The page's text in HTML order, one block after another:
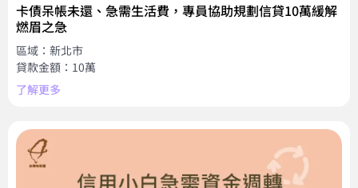
卡債呆帳未還、急需生活費，專員協助規劃信貸10萬緩解
燃眉之急
區域：新北市
貸款金額：10萬
了解更多